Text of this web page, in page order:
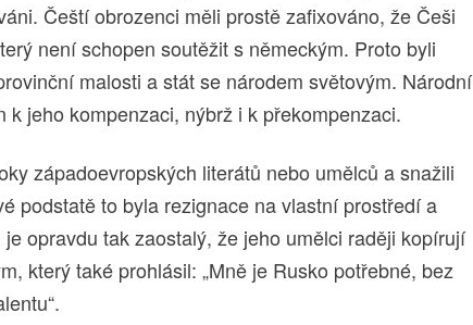
Čeští obrozenci měli prostě zafixováno, že Češi
není schopen soutěžit s německým. Proto byli
malosti a stát se národem světovým. Národní
k jeho kompenzaci, nýbrž i k překompenzaci.
západoevropských literátů nebo umělců a snažili
podstatě to byla rezignace na vlastní prostředí a
opravdu tak zaostalý, že jeho umělci raději kopírují
který také prohlásil: „Mně je Rusko potřebné, bez